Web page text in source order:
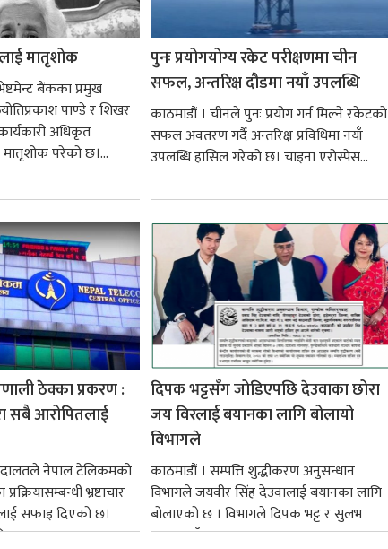
मातृशोक
बैंकका प्रमुख
पाण्डे र शिखर
अधिकृत
मातृशोक परेको छ।...
पुनः प्रयोगयोग्य रकेट परीक्षणमा चीन
सफल, अन्तरिक्ष दौडमा नयाँ उपलब्धि
काठमाडौं । चीनले पुनः प्रयोग गर्न मिल्ने रकेटको
सफल अवतरण गर्दै अन्तरिक्ष प्रविधिमा नयाँ
उपलब्धि हासिल गरेको छ। चाइना एरोस्पेस...
ठेक्का प्रकरण :
सबै आरोपितलाई
नेपाल टेलिकमको
भ्रष्टाचार
सफाइ दिएको छ।
दिपक भट्टसँग जोडिएपछि देउवाका छोरा
जय विरलाई बयानका लागि बोलायो
विभागले
काठमाडौं । सम्पत्ति शुद्धीकरण अनुसन्धान
विभागले जयवीर सिंह देउवालाई बयानका लागि
बोलाएको छ । विभागले दिपक भट्ट र सुलभ
अग्रवालसँग...